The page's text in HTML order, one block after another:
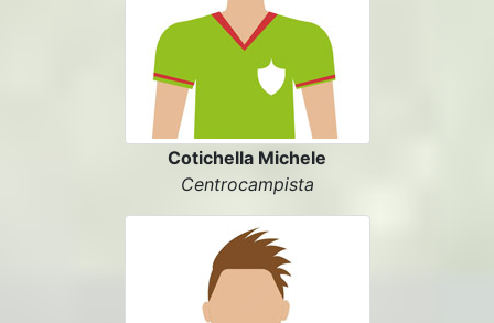
Cotichella Michele
Centrocampista